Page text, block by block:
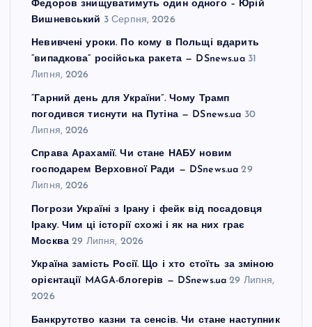
Федоров знищуватимуть один одного – Юрій
Вишневський 3 Серпня, 2026
Невивчені уроки. По кому в Польщі вдарить
“випадкова” російська ракета — DSnews.ua 31
Липня, 2026
“Гарний день для України”. Чому Трамп
погодився тиснути на Путіна — DSnews.ua 30
Липня, 2026
Справа Арахамії. Чи стане НАБУ новим
господарем Верховної Ради — DSnews.ua 29
Липня, 2026
Погрози Україні з Ірану і фейк від посадовця
Іраку. Чим ці історії схожі і як на них грає
Москва 29 Липня, 2026
Україна замість Росії. Що і хто стоїть за зміною
орієнтації MAGA-блогерів — DSnews.ua 29 Липня,
2026
Банкрутство казни та сенсів. Чи стане наступник